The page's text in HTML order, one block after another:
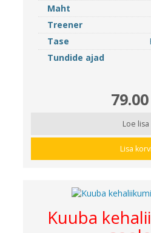
Maht
Treener
Tase
Tundide ajad
Loe lisa
Lisa korvi
Kuuba